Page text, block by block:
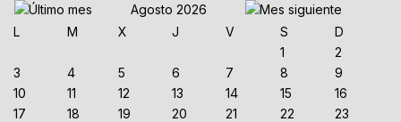
Agosto 2026
L
M X J V S
D
1
2
3
4 5 6 7 8
9
10
11 12 13 14 15
16
17
18 19 20 21 22
23